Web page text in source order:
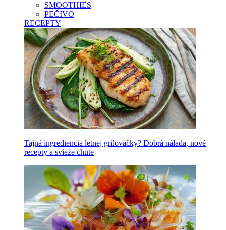
SMOOTHIES
PEČIVO
RECEPTY
Tajná ingrediencia letnej grilovačky? Dobrá nálada, nové
recepty a svieže chute